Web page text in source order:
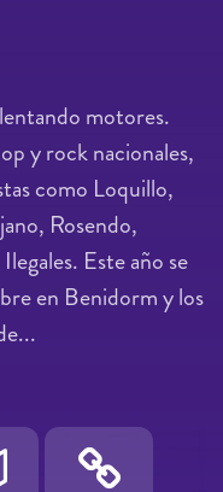
motores.
y rock nacionales,
como Loquillo,
Rosendo,
Este año se
en Benidorm y los